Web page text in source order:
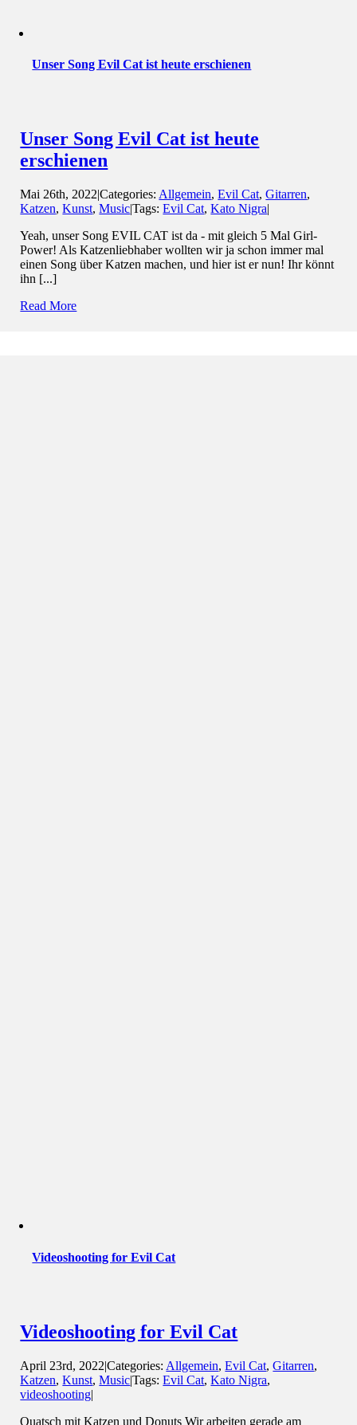
Unser Song Evil Cat ist heute erschienen
Unser Song Evil Cat ist heute
erschienen
Mai 26th, 2022|Categories: Allgemein,Evil Cat,Gitarren,
Katzen,Kunst,Music|Tags:Evil Cat,Kato Nigra|
Yeah, unser Song EVIL CAT ist da - mit gleich 5 Mal Girl-
Power! Als Katzenliebhaber wollten wir ja schon immer mal
einen Song über Katzen machen, und hier ist er nun! Ihr könnt
ihn [...]
Read More
Videoshooting for Evil Cat
Videoshooting for Evil Cat
April 23rd, 2022|Categories: Allgemein,Evil Cat,Gitarren,
Katzen,Kunst,Music|Tags:Evil Cat,Kato Nigra,
videoshooting|
Quatsch mit Katzen und Donuts Wir arbeiten gerade am